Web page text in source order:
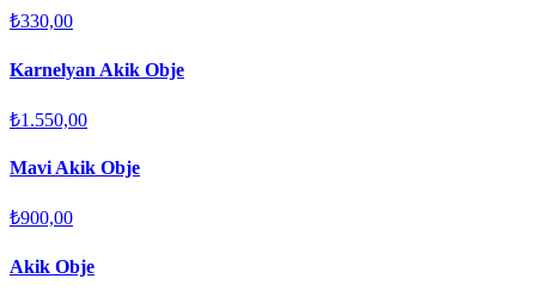
₺330,00
Karnelyan Akik Obje
₺1.550,00
Mavi Akik Obje
₺900,00
Akik Obje